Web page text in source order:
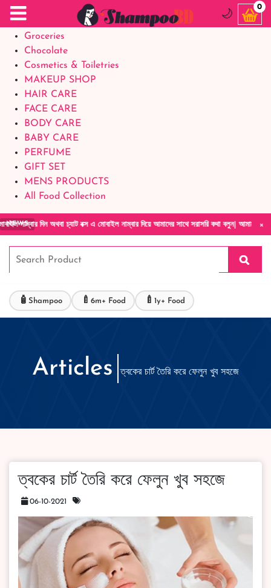
Food Supplements
Baby Foods
Groceries
Chocolate
Cosmetics & Toiletries
MAKEUP SHOP
HAIR CARE
FACE CARE
BODY CARE
BABY CARE
PERFUME
GIFT SET
MENS PRODUCTS
All Food Collection
×
NEWS
অথবা চ্যাট বক্স এ মোবাইল নাম্বার দিয়ে আমাদের সাথে সরাসরি কথা বলুন| আমাদের যেকোনো
🌙
0
🧴 Shampoo 🍼 6m+ Food 🍼 1y+ Food
Articles ত্বকের চার্ট তৈরি করে ফেলুন খুব সহজে
ত্বকের চার্ট তৈরি করে ফেলুন খুব সহজে
06-10-2021